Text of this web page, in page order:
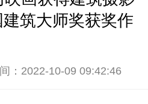
筑大师奖获奖作
：2022-10-09 09:42:46